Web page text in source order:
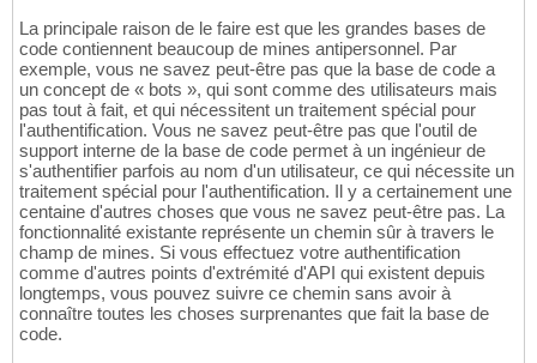
La principale raison de le faire est que les grandes bases de
code contiennent beaucoup de mines antipersonnel. Par
exemple, vous ne savez peut-être pas que la base de code a
un concept de « bots », qui sont comme des utilisateurs mais
pas tout à fait, et qui nécessitent un traitement spécial pour
l'authentification. Vous ne savez peut-être pas que l'outil de
support interne de la base de code permet à un ingénieur de
s'authentifier parfois au nom d'un utilisateur, ce qui nécessite un
traitement spécial pour l'authentification. Il y a certainement une
centaine d'autres choses que vous ne savez peut-être pas. La
fonctionnalité existante représente un chemin sûr à travers le
champ de mines. Si vous effectuez votre authentification
comme d'autres points d'extrémité d'API qui existent depuis
longtemps, vous pouvez suivre ce chemin sans avoir à
connaître toutes les choses surprenantes que fait la base de
code.